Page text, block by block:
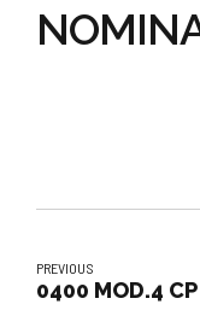
PREVIOUS
0400 MOD.4